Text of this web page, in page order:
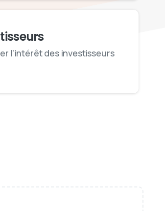
l'intérêt des investisseurs